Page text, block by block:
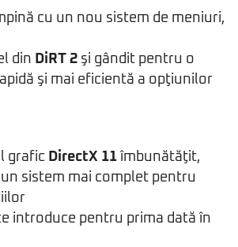
cu un nou sistem de meniuri,
din DiRT 2 şi gândit pentru o
şi mai eficientă a opţiunilor
grafic DirectX 11 îmbunătăţit,
sistem mai complet pentru
introduce pentru prima dată în